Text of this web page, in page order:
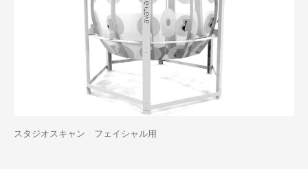
スタジオスキャン フェイシャル用